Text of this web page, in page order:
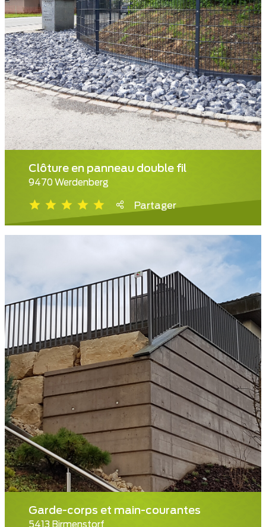
Clôture en panneau double fil
9470 Werdenberg
Partager
Garde-corps et main-courantes
5413 Birmenstorf